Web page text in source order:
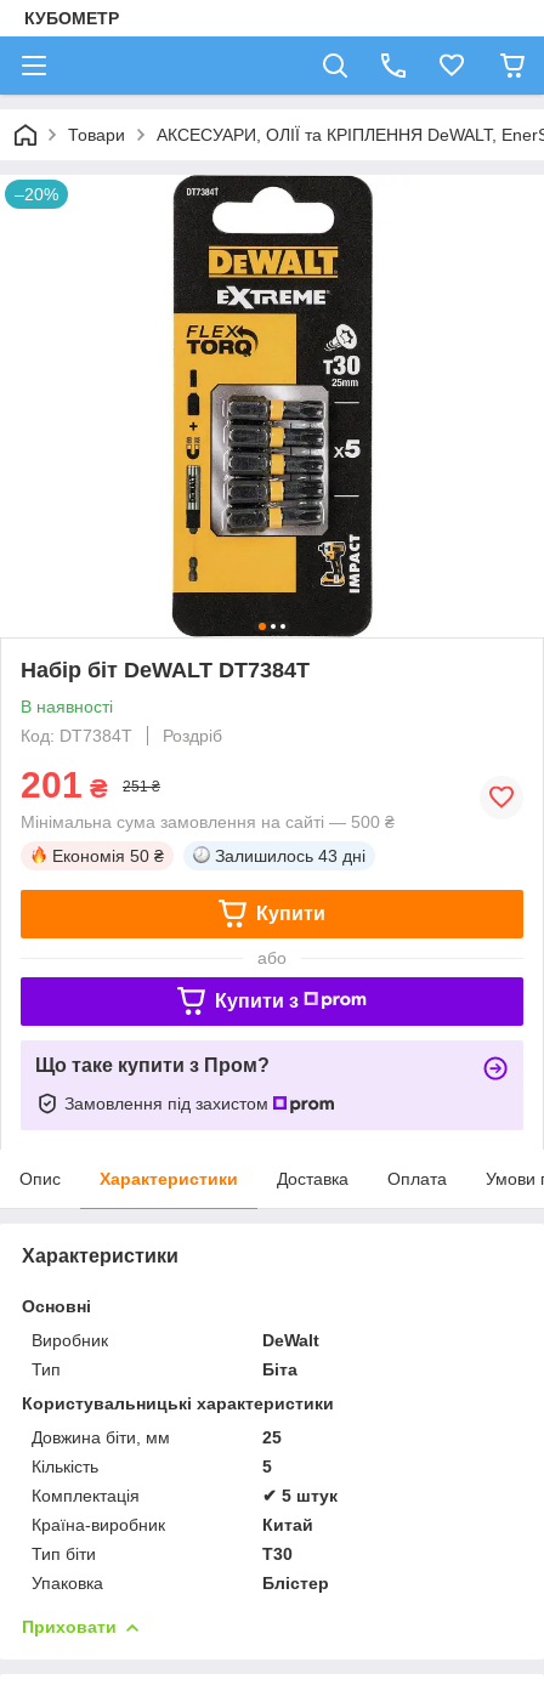
КУБОМЕТР
Товари АКСЕСУАРИ, ОЛІЇ та КРІПЛЕННЯ DeWALT,
–20%
Набір біт DeWALT DT7384T
В наявності
Код: DT7384T
Роздріб
201 ₴ 251 ₴
Мінімальна сума замовлення на сайті — 500 ₴
Економія 50 ₴ Залишилось 43 дні
Купити
або
Купити з
Що таке купити з Пром?
Замовлення під захистом
Опис Характеристики Доставка Оплата Умови
Характеристики
Основні
Виробник
DeWalt
Тип
Біта
Користувальницькі характеристики
Довжина біти, мм
25
Кількість
5
Комплектація
✔ 5 штук
Країна-виробник
Китай
Тип біти
T30
Упаковка
Блістер
Приховати